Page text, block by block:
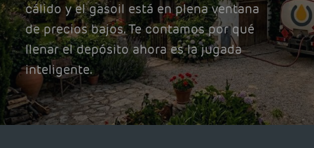
cálido y el gasoil está en plena ventana
de precios bajos. Te contamos por qué
llenar el depósito ahora es la jugada
inteligente.